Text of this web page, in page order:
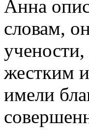
Анна
словам,
жестким
имели